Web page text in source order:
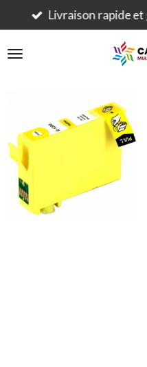
Passer
au
contenu
Livraison rapide